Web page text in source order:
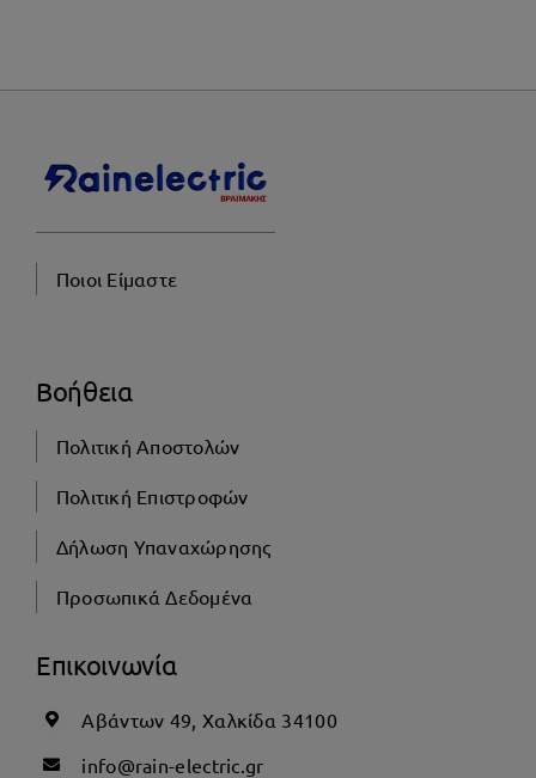
Ποιοι Είμαστε
Βοήθεια
Πολιτική Αποστολών
Πολιτική Επιστροφών
Δήλωση Υπαναχώρησης
Προσωπικά Δεδομένα
Επικοινωνία
Αβάντων 49, Χαλκίδα 34100
info@rain-electric.gr